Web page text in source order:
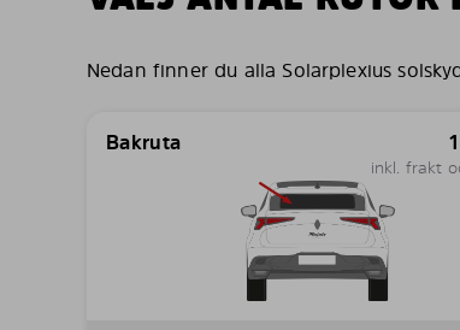
Nedan finner du alla Solarplexius
Bakruta
inkl. frakt